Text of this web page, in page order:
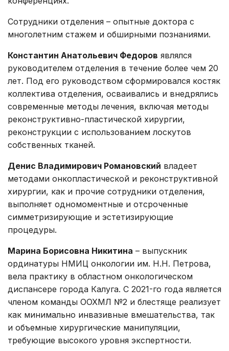
Сотрудники отделения – опытные доктора с
многолетним стажем и обширными познаниями.
Константин Анатольевич Федоров являлся
руководителем отделения в течение более чем 20
лет. Под его руководством сформировался костяк
коллектива отделения, осваивались и внедрялись
современные методы лечения, включая методы
реконструктивно-пластической хирургии,
реконструкции с использованием лоскутов
собственных тканей.
Денис Владимирович Романовский владеет
методами онкопластической и реконструктивной
хирургии, как и прочие сотрудники отделения,
выполняет одномоментные и отсроченные
симметризирующие и эстетизирующие
процедуры.
Марина Борисовна Никитина – выпускник
ординатуры НМИЦ онкологии им. Н.Н. Петрова,
вела практику в областном онкологическом
диспансере города Калуга. С 2021-го года является
членом команды ООХМЛ №2 и блестяще реализует
как минимально инвазивные вмешательства, так
и объемные хирургические манипуляции,
требующие высокого уровня экспертности.